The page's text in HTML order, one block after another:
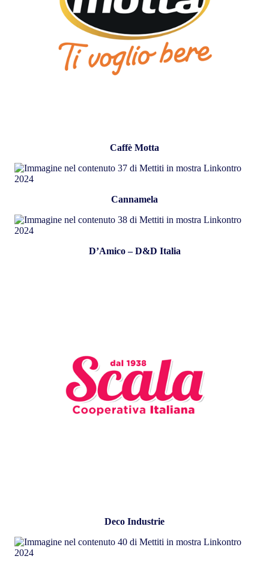
Caffè Motta
Cannamela
D’Amico – D&D Italia
Deco Industrie